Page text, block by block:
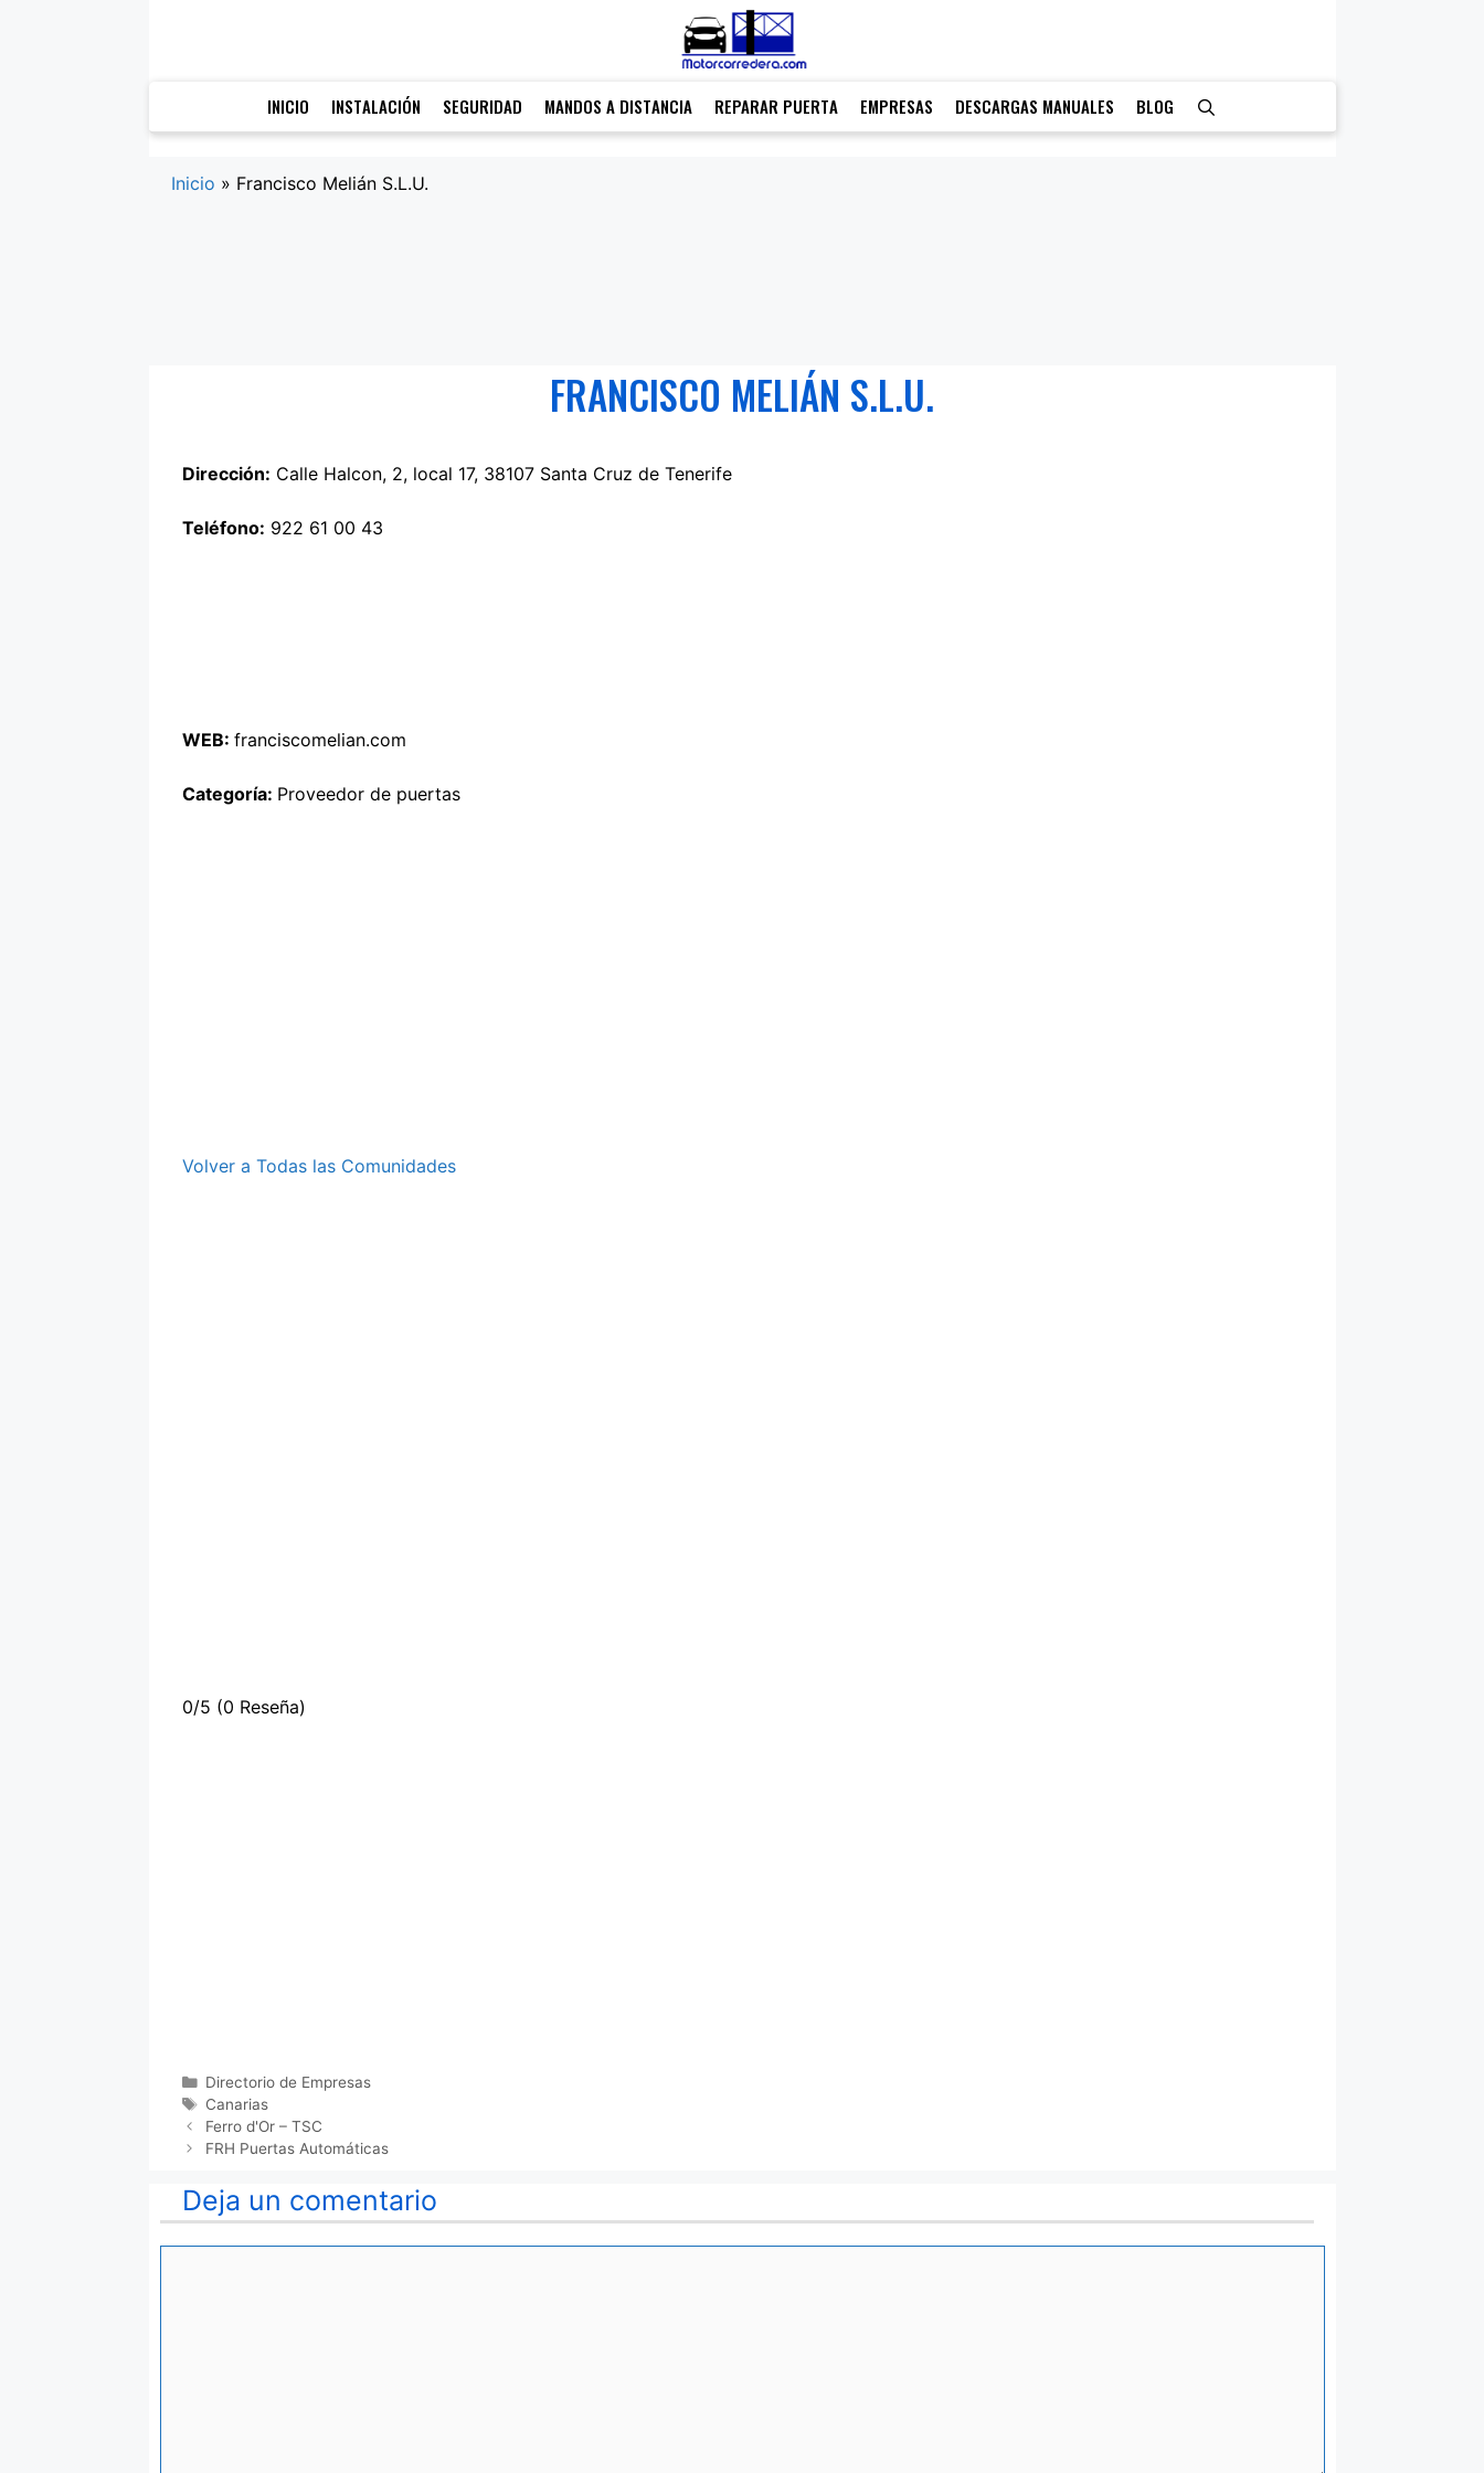
INICIO INSTALACIÓN SEGURIDAD MANDOS A DISTANCIA REPARAR PUERTA EMPRESAS DESCARGAS MANUALES BLOG
Inicio » Francisco Melián S.L.U.
FRANCISCO MELIÁN S.L.U.
Dirección: Calle Halcon, 2, local 17, 38107 Santa Cruz de Tenerife
Teléfono: 922 61 00 43
WEB: franciscomelian.com
Categoría: Proveedor de puertas
Volver a Todas las Comunidades
0/5 (0 Reseña)
Categorías
Directorio de Empresas
Etiquetas
Canarias
Ferro d'Or – TSC
FRH Puertas Automáticas
Deja un comentario